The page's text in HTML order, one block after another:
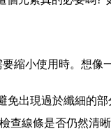
縮小使用時。想
出現過於纖細的部
線條是否仍然清晰